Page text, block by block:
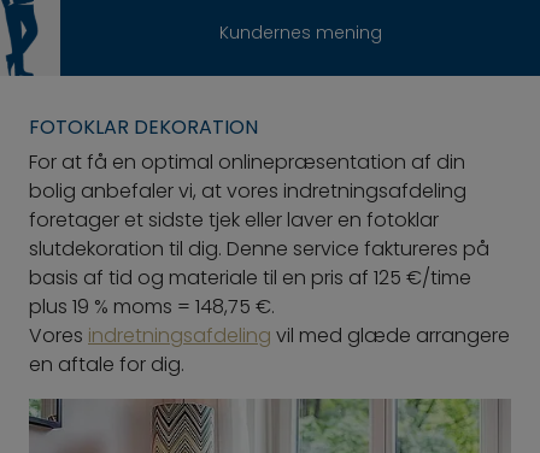
Kundernes mening
FOTOKLAR DEKORATION
For at få en optimal onlinepræsentation af din
bolig anbefaler vi, at vores indretningsafdeling
foretager et sidste tjek eller laver en fotoklar
slutdekoration til dig. Denne service faktureres på
basis af tid og materiale til en pris af 125 €/time
plus 19 % moms = 148,75 €.
Vores indretningsafdeling vil med glæde arrangere
en aftale for dig.